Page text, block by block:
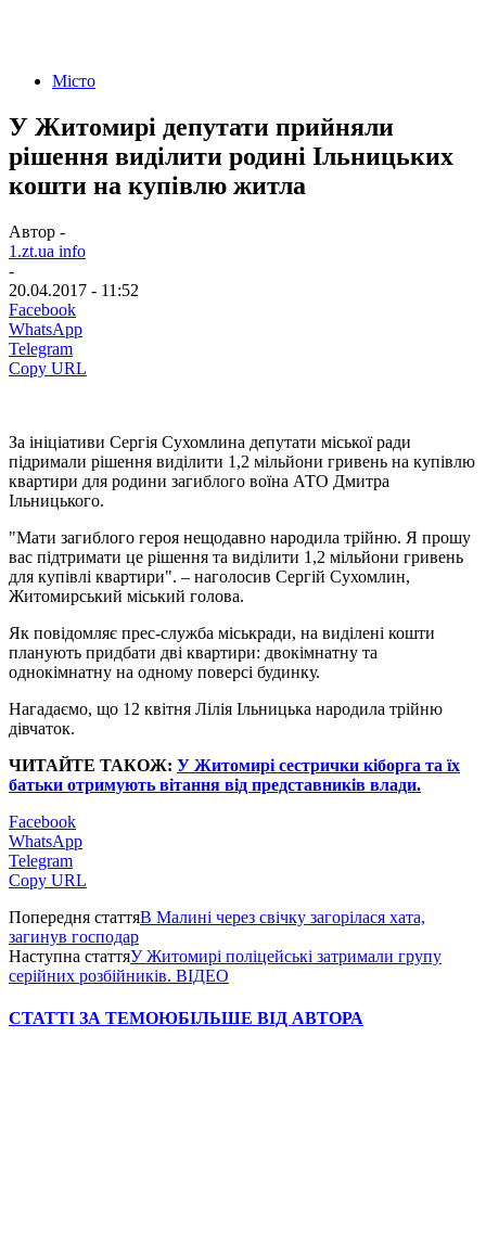
Місто
У Житомирі депутати прийняли
рішення виділити родині Ільницьких
кошти на купівлю житла
Автор -
1.zt.ua info
-
20.04.2017 - 11:52
Facebook
WhatsApp
Telegram
Copy URL
За ініціативи Сергія Сухомлина депутати міської ради
підримали рішення виділити 1,2 мільйони гривень на купівлю
квартири для родини загиблого воїна АТО Дмитра
Ільницького.
"Мати загиблого героя нещодавно народила трійню. Я прошу
вас підтримати це рішення та виділити 1,2 мільйони гривень
для купівлі квартири". – наголосив Сергій Сухомлин,
Житомирський міський голова.
Як повідомляє прес-служба міськради, на виділені кошти
планують придбати дві квартири: двокімнатну та
однокімнатну на одному поверсі будинку.
Нагадаємо, що 12 квітня Лілія Ільницька народила трійню
дівчаток.
ЧИТАЙТЕ ТАКОЖ: У Житомирі сестрички кіборга та їх
батьки отримують вітання від представників влади.
Facebook
WhatsApp
Telegram
Copy URL
Попередня статтяВ Малині через свічку загорілася хата,
загинув господар
Наступна статтяУ Житомирі поліцейські затримали групу
серійних розбійників. ВІДЕО
СТАТТІ ЗА ТЕМОЮБІЛЬШЕ ВІД АВТОРА